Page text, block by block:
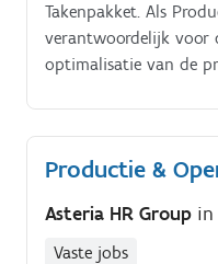
Takenpakket. Als
verantwoordelijk voor
optimalisatie van de
Productie &
Asteria HR Group in
Vaste jobs